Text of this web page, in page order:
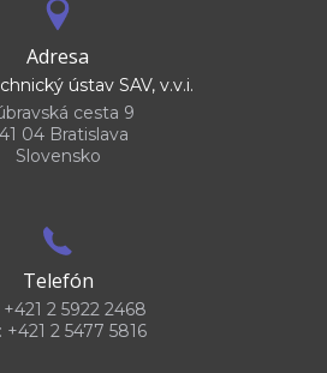
Adresa
ústav SAV, v.v.i.
cesta 9
04 Bratislava
Slovensko
Telefón
+421 2 5922 2468
+421 2 5477 5816